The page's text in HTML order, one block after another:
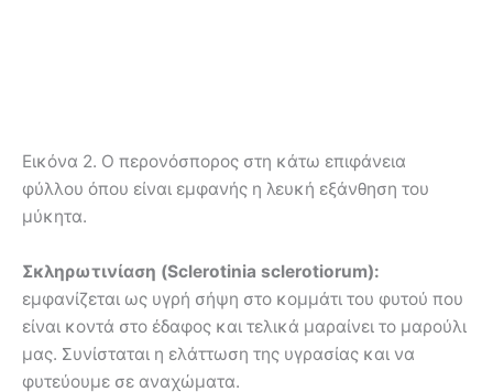
Εικόνα 2. Ο περονόσπορος στη κάτω επιφάνεια
φύλλου όπου είναι εμφανής η λευκή εξάνθηση του
μύκητα.
Σκληρωτινίαση (Sclerotinia sclerotiorum):
εμφανίζεται ως υγρή σήψη στο κομμάτι του φυτού που
είναι κοντά στο έδαφος και τελικά μαραίνει το μαρούλι
μας. Συνίσταται η ελάττωση της υγρασίας και να
φυτεύουμε σε αναχώματα.